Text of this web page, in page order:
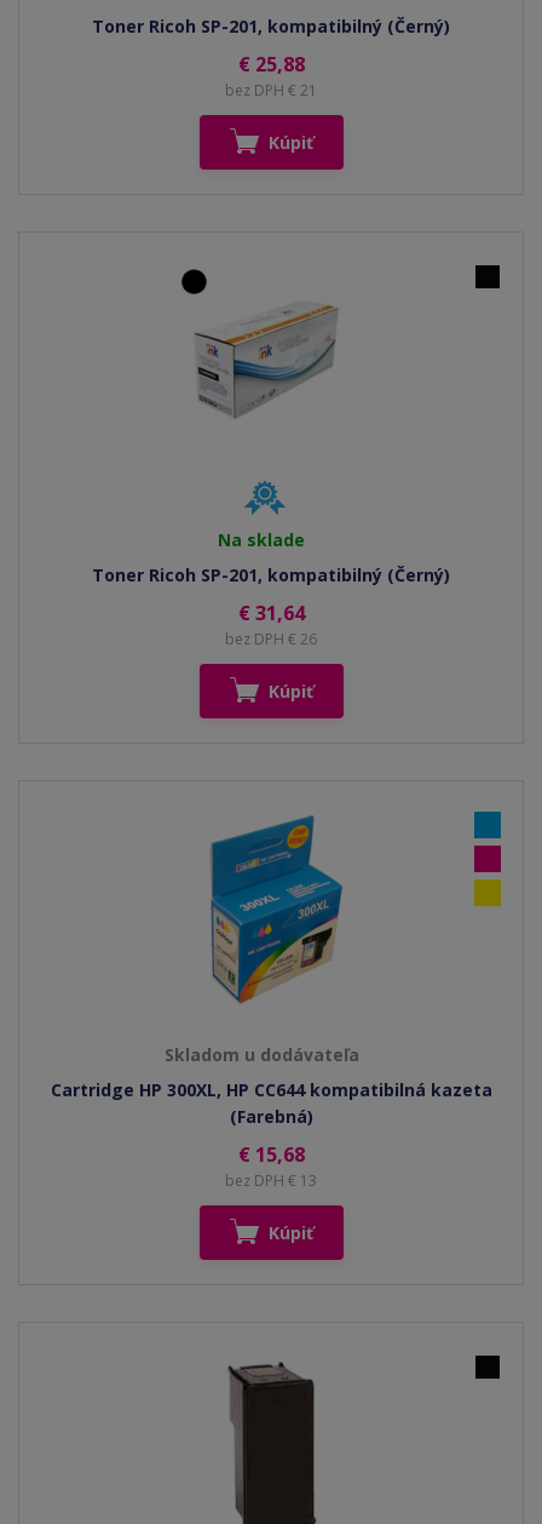
Toner Ricoh SP-201, kompatibilný (Černý)
€ 25,88
bez DPH € 21
Kúpiť
Na sklade
Toner Ricoh SP-201, kompatibilný (Černý)
€ 31,64
bez DPH € 26
Kúpiť
Skladom u dodávateľa
Cartridge HP 300XL, HP CC644 kompatibilná kazeta
(Farebná)
€ 15,68
bez DPH € 13
Kúpiť